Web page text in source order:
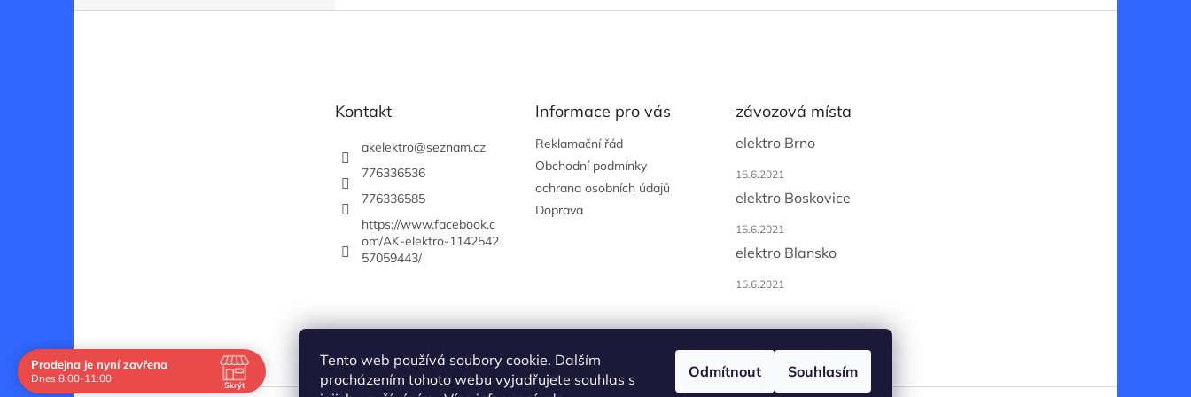
Tento web používá soubory cookie. Dalším
procházením tohoto webu vyjadřujete souhlas s
Odmítnout Souhlasím
Kontakt
akelektro@seznam.cz
776336536
776336585
https://www.facebook.c
om/AK-elektro-1142542
57059443/
Informace pro vás
Reklamační řád
Obchodní podmínky
ochrana osobních údajů
Doprava
závozová místa
elektro Brno
15.6.2021
elektro Boskovice
15.6.2021
elektro Blansko
15.6.2021
Prodejna je nyní zavřena
Dnes 8:00-11:00
Skrýt
Navštivte nás osobně